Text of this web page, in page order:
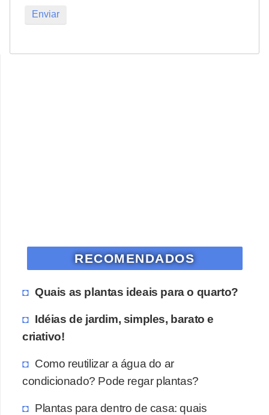
RECOMENDADOS
Quais as plantas ideais para o quarto?
Idéias de jardim, simples, barato e
criativo!
Como reutilizar a água do ar
condicionado? Pode regar plantas?
Plantas para dentro de casa: quais